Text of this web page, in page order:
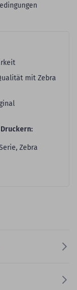
mit Zebra
Zebra